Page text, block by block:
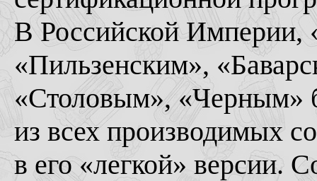
В Российской Империи,
«Пильзенским»,
«Столовым», «Черным»
из всех производимых
в его «легкой» версии.